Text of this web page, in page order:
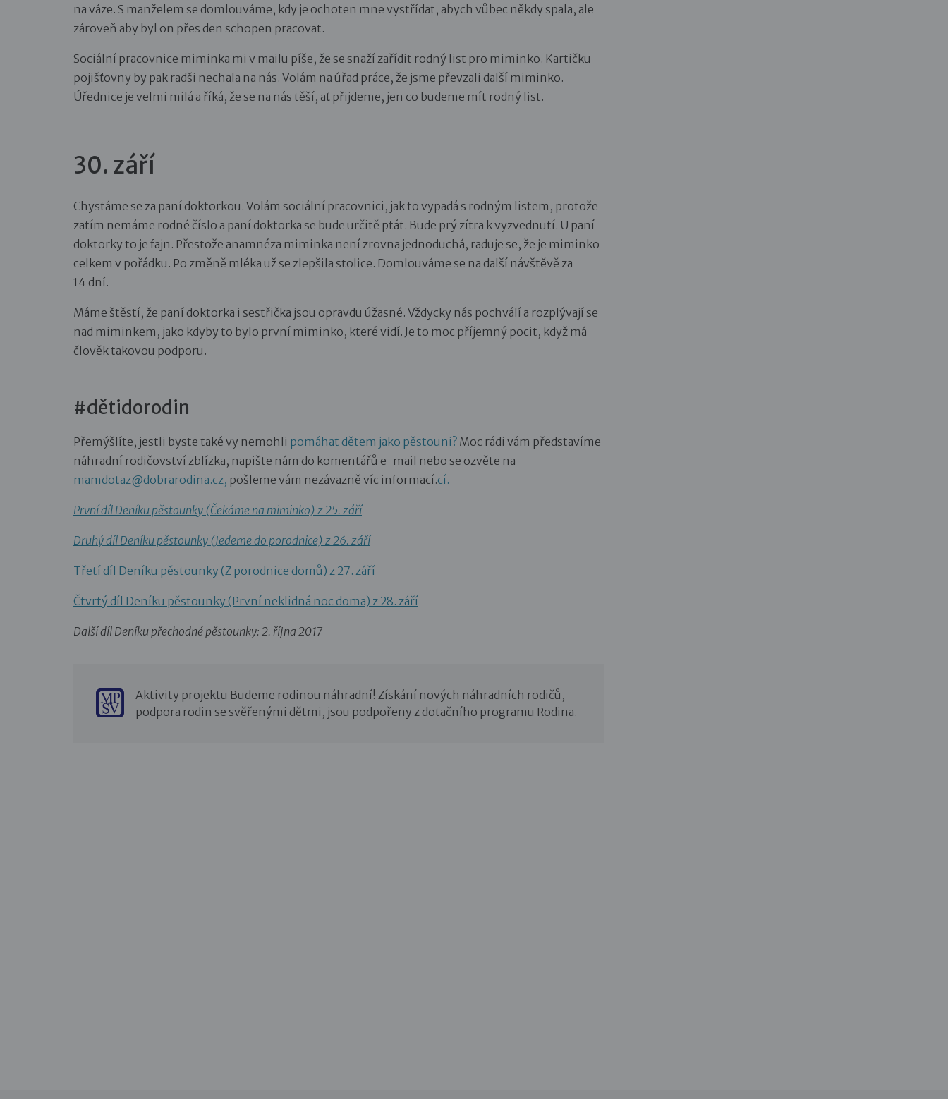
na váze. S manželem se domlouváme, kdy je ochoten mne vystřídat, abych vůbec někdy spala, ale
zároveň aby byl on přes den schopen pracovat.
Sociální pracovnice miminka mi v mailu píše, že se snaží zařídit rodný list pro miminko. Kartičku
pojišťovny by pak radši nechala na nás. Volám na úřad práce, že jsme převzali další miminko.
Úřednice je velmi milá a říká, že se na nás těší, ať přijdeme, jen co budeme mít rodný list.
30. září
Chystáme se za paní doktorkou. Volám sociální pracovnici, jak to vypadá s rodným listem, protože
zatím nemáme rodné číslo a paní doktorka se bude určitě ptát. Bude prý zítra k vyzvednutí. U paní
doktorky to je fajn. Přestože anamnéza miminka není zrovna jednoduchá, raduje se, že je miminko
celkem v pořádku. Po změně mléka už se zlepšila stolice. Domlouváme se na další návštěvě za
14 dní.
Máme štěstí, že paní doktorka i sestřička jsou opravdu úžasné. Vždycky nás pochválí a rozplývají se
nad miminkem, jako kdyby to bylo první miminko, které vidí. Je to moc příjemný pocit, když má
člověk takovou podporu.
#dětidorodin
Přemýšlíte, jestli byste také vy nemohli pomáhat dětem jako pěstouni? Moc rádi vám představíme
náhradní rodičovství zblízka, napište nám do komentářů e-mail nebo se ozvěte na
mamdotaz@dobrarodina.cz, pošleme vám nezávazně víc informací.cí.
První díl Deníku pěstounky (Čekáme na miminko) z 25. září
Druhý díl Deníku pěstounky (Jedeme do porodnice) z 26. září
Třetí díl Deníku pěstounky (Z porodnice domů) z 27. září
Čtvrtý díl Deníku pěstounky (První neklidná noc doma) z 28. září
Další díl Deníku přechodné pěstounky: 2. října 2017
Aktivity projektu Budeme rodinou náhradní! Získání nových náhradních rodičů,
podpora rodin se svěřenými dětmi, jsou podpořeny z dotačního programu Rodina.